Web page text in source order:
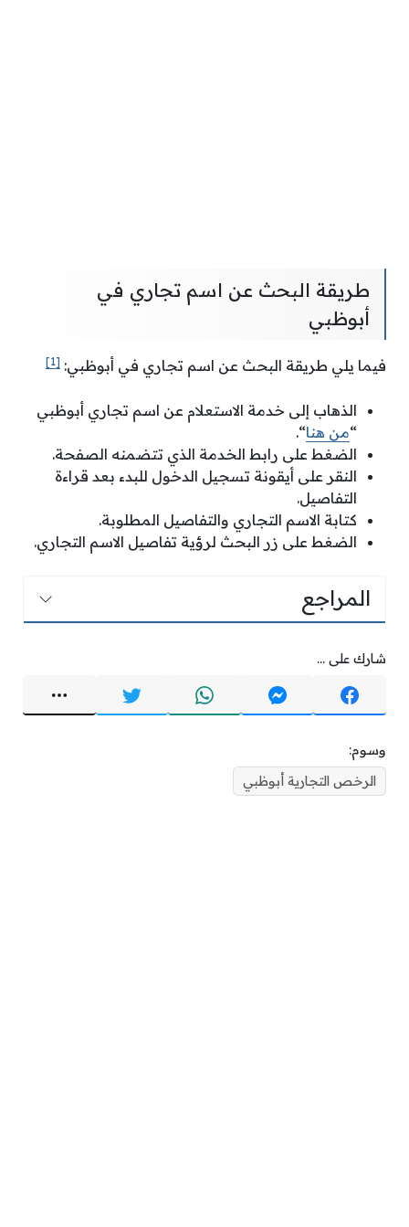
طريقة البحث عن اسم تجاري في
أبوظبي
فيما يلي طريقة البحث عن اسم تجاري في أبوظبي: [1]
الذهاب إلى خدمة الاستعلام عن اسم تجاري أبوظبي
“من هنا“.
الضغط على رابط الخدمة الذي تتضمنه الصفحة.
النقر على أيقونة تسجيل الدخول للبدء بعد قراءة
التفاصيل.
كتابة الاسم التجاري والتفاصيل المطلوبة.
الضغط على زر البحث لرؤية تفاصيل الاسم التجاري.
المراجع
شارك على ...
وسوم:
الرخص التجارية أبوظبي